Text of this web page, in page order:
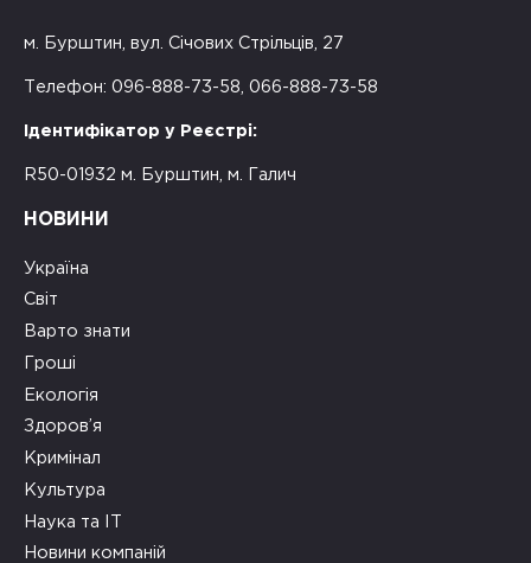
м. Бурштин, вул. Січових Стрільців, 27
Телефон: 096-888-73-58, 066-888-73-58
Ідентифікатор у Реєстрі:
R50-01932 м. Бурштин, м. Галич
НОВИНИ
Україна
Світ
Варто знати
Гроші
Екологія
Здоров’я
Кримінал
Культура
Наука та ІТ
Новини компаній